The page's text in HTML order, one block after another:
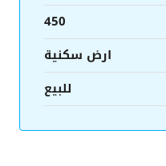
450
ارض سكنية
للبيع